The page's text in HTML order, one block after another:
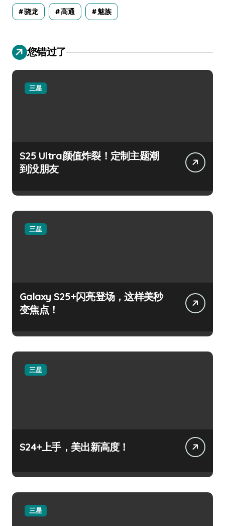
骁龙 高通 魅族
您错过了
三星
S25 Ultra颜值炸裂！定制主题潮
到没朋友
三星
Galaxy S25+闪亮登场，这样美秒
变焦点！
三星
S24+上手，美出新高度！
三星